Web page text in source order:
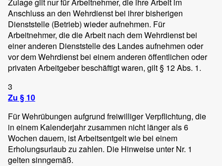
Anschluss an den Wehrdienst bei ihrer bisherigen
Dienststelle (Betrieb) wieder aufnehmen. Für
Arbeitnehmer, die die Arbeit nach dem Wehrdienst bei
einer anderen Dienststelle des Landes aufnehmen oder
vor dem Wehrdienst bei einem anderen öffentlichen oder
privaten Arbeitgeber beschäftigt waren, gilt § 12 Abs. 1.
3
Zu § 10
Für Wehrübungen aufgrund freiwilliger Verpflichtung, die
in einem Kalenderjahr zusammen nicht länger als 6
Wochen dauern, ist Arbeitsentgelt wie bei einem
Erholungsurlaub zu zahlen. Die Hinweise unter Nr. 1
gelten sinngemäß.